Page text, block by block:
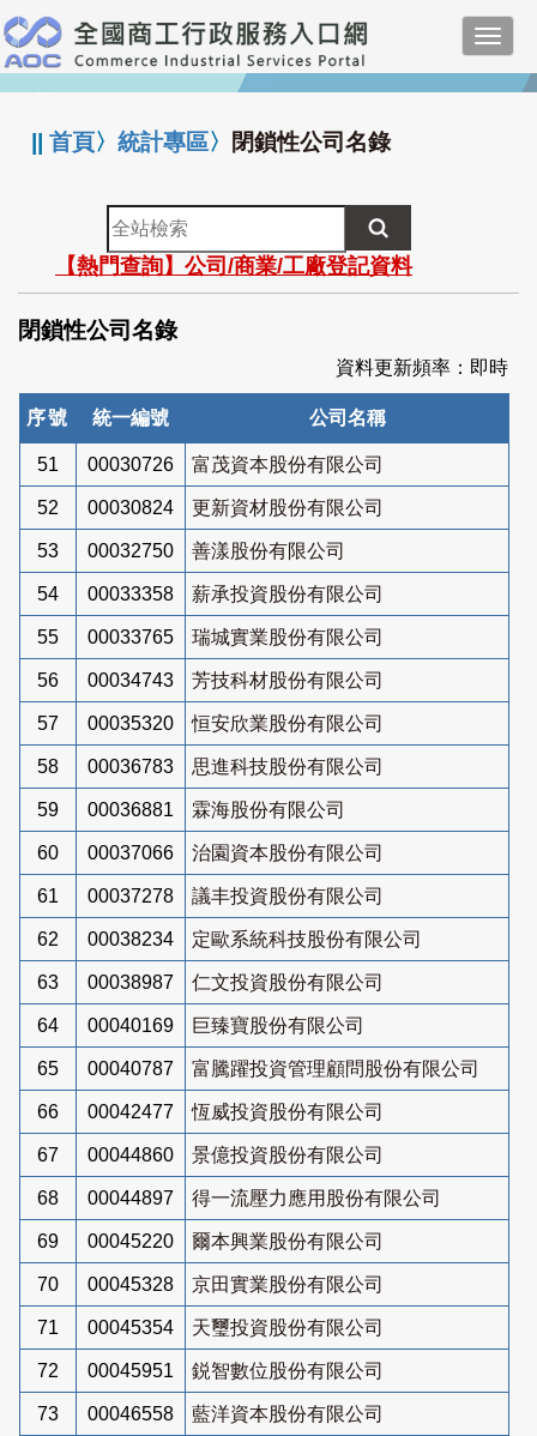
跳
到
主
要
:::
||首頁〉統計專區〉 閉鎖性公司名錄
全
站
檢
索
【熱門查詢】公司/商業/工廠登記資料
閉鎖性公司名錄
資料更新頻率：即時
序號 統一編號 公司名稱
51 00030726 富茂資本股份有限公司
52 00030824 更新資材股份有限公司
53 00032750 善漾股份有限公司
54 00033358 薪承投資股份有限公司
55 00033765 瑞城實業股份有限公司
56 00034743 芳技科材股份有限公司
57 00035320 恒安欣業股份有限公司
58 00036783 思進科技股份有限公司
59 00036881 霖海股份有限公司
60 00037066 治園資本股份有限公司
61 00037278 議丰投資股份有限公司
62 00038234 定歐系統科技股份有限公司
63 00038987 仁文投資股份有限公司
64 00040169 巨臻寶股份有限公司
65 00040787 富騰躍投資管理顧問股份有限公司
66 00042477 恆威投資股份有限公司
67 00044860 景億投資股份有限公司
68 00044897 得一流壓力應用股份有限公司
69 00045220 爾本興業股份有限公司
70 00045328 京田實業股份有限公司
71 00045354 天璽投資股份有限公司
72 00045951 鋭智數位股份有限公司
73 00046558 藍洋資本股份有限公司